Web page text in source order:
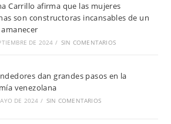
Carrillo afirma que las mujeres
son constructoras incansables de un
DE 2024 / SIN COMENTARIOS
dan grandes pasos en la
venezolana
DE 2024 / SIN COMENTARIOS